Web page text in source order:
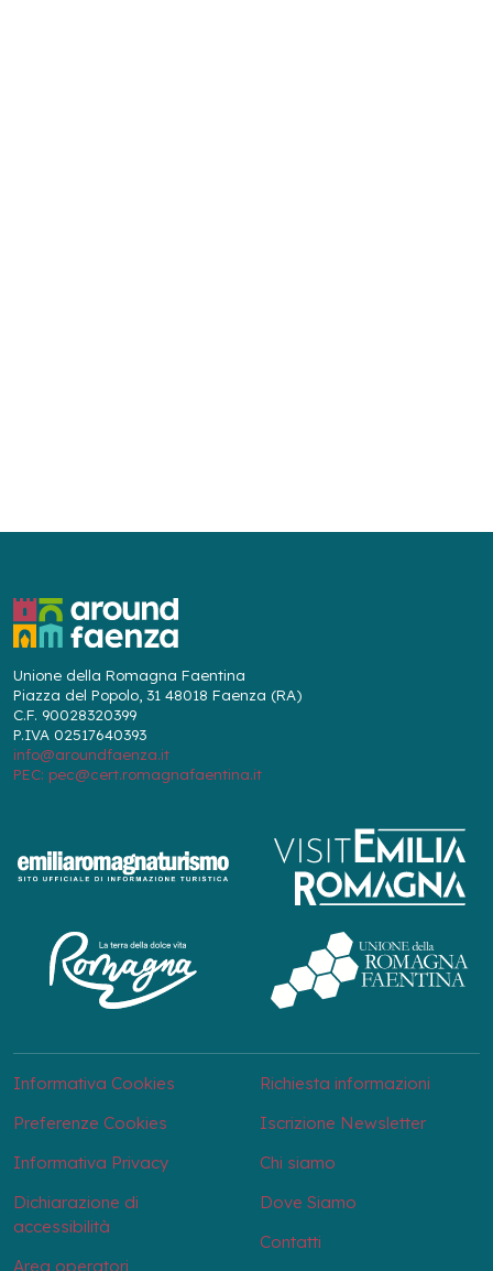
Unione della Romagna Faentina
Piazza del Popolo, 31 48018 Faenza (RA)
C.F. 90028320399
P.IVA 02517640393
info@aroundfaenza.it
PEC: pec@cert.romagnafaentina.it
Informativa Cookies
Preferenze Cookies
Informativa Privacy
Dichiarazione di
accessibilità
Area operatori
Richiesta informazioni
Iscrizione Newsletter
Chi siamo
Dove Siamo
Contatti